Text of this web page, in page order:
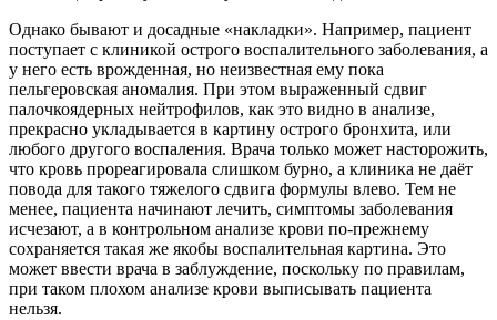
Однако бывают и досадные «накладки». Например, пациент
поступает с клиникой острого воспалительного заболевания, а
у него есть врожденная, но неизвестная ему пока
пельгеровская аномалия. При этом выраженный сдвиг
палочкоядерных нейтрофилов, как это видно в анализе,
прекрасно укладывается в картину острого бронхита, или
любого другого воспаления. Врача только может насторожить,
что кровь прореагировала слишком бурно, а клиника не даёт
повода для такого тяжелого сдвига формулы влево. Тем не
менее, пациента начинают лечить, симптомы заболевания
исчезают, а в контрольном анализе крови по-прежнему
сохраняется такая же якобы воспалительная картина. Это
может ввести врача в заблуждение, поскольку по правилам,
при таком плохом анализе крови выписывать пациента
нельзя.